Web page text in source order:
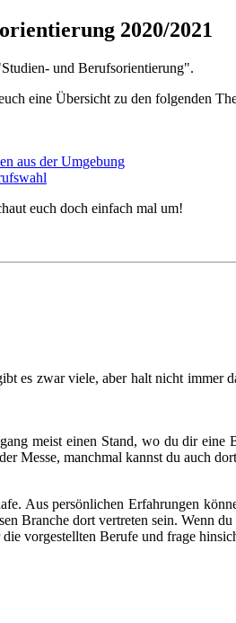
2020/2021
und Berufsorientierung".
eine Übersicht zu den folgenden
aus der Umgebung
euch doch einfach mal um!
es zwar viele, aber halt nicht
meist einen Stand, wo du dir
Messe, manchmal kannst du auch
Aus persönlichen Erfahrungen
Branche dort vertreten sein. Wenn
vorgestellten Berufe und frage